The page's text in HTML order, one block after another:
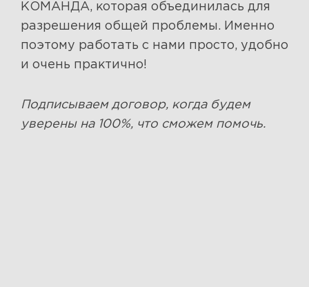
КОМАНДА, которая объединилась для
разрешения общей проблемы. Именно
поэтому работать с нами просто, удобно
и очень практично!
Подписываем договор, когда будем
уверены на 100%, что сможем помочь.